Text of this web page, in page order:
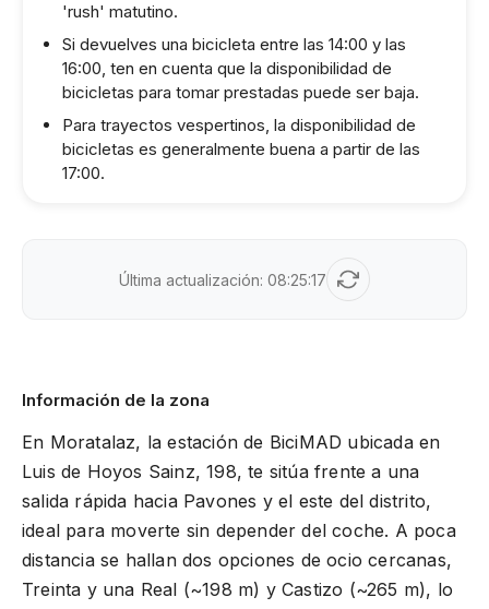
'rush' matutino.
Si devuelves una bicicleta entre las 14:00 y las
16:00, ten en cuenta que la disponibilidad de
bicicletas para tomar prestadas puede ser baja.
Para trayectos vespertinos, la disponibilidad de
bicicletas es generalmente buena a partir de las
17:00.
Última actualización: 08:25:17
Información de la zona
En Moratalaz, la estación de BiciMAD ubicada en
Luis de Hoyos Sainz, 198, te sitúa frente a una
salida rápida hacia Pavones y el este del distrito,
ideal para moverte sin depender del coche. A poca
distancia se hallan dos opciones de ocio cercanas,
Treinta y una Real (~198 m) y Castizo (~265 m), lo